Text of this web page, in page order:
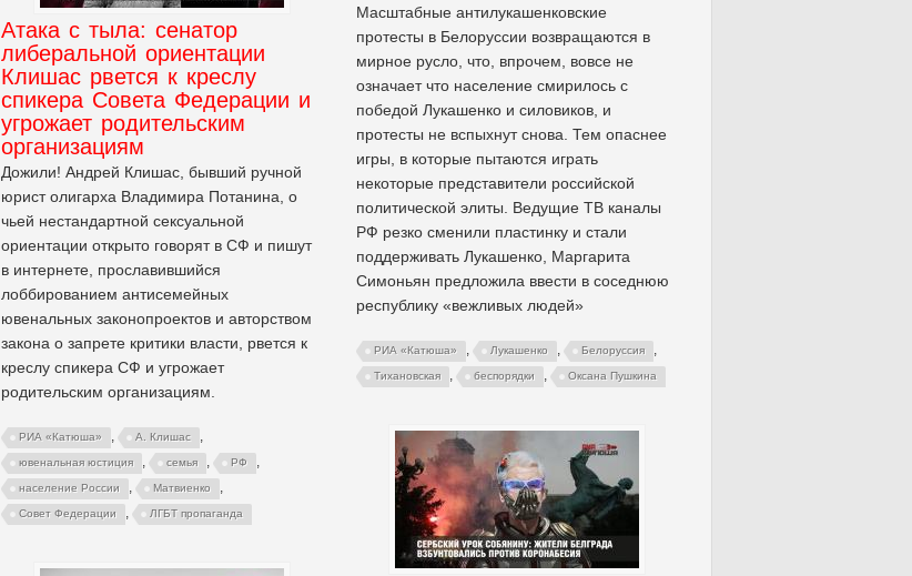
Масштабные антилукашенковские
протесты в Белоруссии возвращаются в
мирное русло, что, впрочем, вовсе не
означает что население смирилось с
победой Лукашенко и силовиков, и
протесты не вспыхнут снова. Тем опаснее
игры, в которые пытаются играть
некоторые представители российской
политической элиты. Ведущие ТВ каналы
РФ резко сменили пластинку и стали
поддерживать Лукашенко, Маргарита
Симоньян предложила ввести в соседнюю
республику «вежливых людей»
РИА «Катюша» , Лукашенко , Белоруссия ,
Тихановская , беспорядки , Оксана Пушкина
Атака с тыла: сенатор
либеральной ориентации
Клишас рвется к креслу
спикера Совета Федерации и
угрожает родительским
организациям
Дожили! Андрей Клишас, бывший ручной
юрист олигарха Владимира Потанина, о
чьей нестандартной сексуальной
ориентации открыто говорят в СФ и пишут
в интернете, прославившийся
лоббированием антисемейных
ювенальных законопроектов и авторством
закона о запрете критики власти, рвется к
креслу спикера СФ и угрожает
родительским организациям.
РИА «Катюша» , А. Клишас ,
ювенальная юстиция , семья , РФ ,
население России , Матвиенко ,
Совет Федерации , ЛГБТ пропаганда